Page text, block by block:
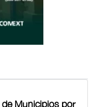
de Municipios por